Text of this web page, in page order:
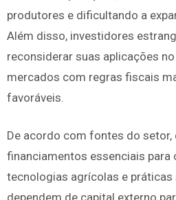
produtores e dificultando a
Além disso, investidores
reconsiderar suas aplicações
mercados com regras fiscais
favoráveis.
De acordo com fontes do
financiamentos essenciais para
tecnologias agrícolas e práticas